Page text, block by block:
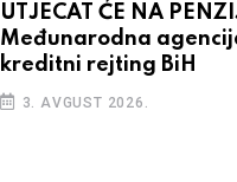
UTJECAT ĆE NA
Međunarodna
kreditni rejting BiH
3. AVGUST 2026.